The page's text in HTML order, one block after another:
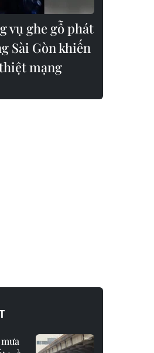
vụ ghe gỗ phát
Sài Gòn khiến
mạng